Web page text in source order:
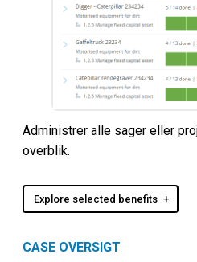
Administrer alle sager eller
overblik.
Explore selected benefits
CASE OVERSIGT